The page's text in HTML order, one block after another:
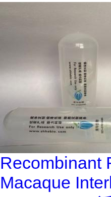
Recombinant
Macaque